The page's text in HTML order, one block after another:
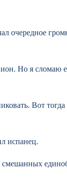
Но я сломаю
Вот
испанец.